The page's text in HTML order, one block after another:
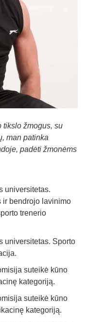
tikslo žmogus, su
man patinka
padėti žmonėms
universitetas.
ir bendrojo lavinimo
trenerio
universitetas. Sporto
suteikė kūno
kategoriją.
suteikė kūno
kategoriją.